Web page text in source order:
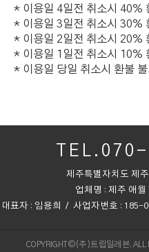
* 이용일 4일전 취소시 40%
* 이용일 3일전 취소시 30%
* 이용일 2일전 취소시 20%
* 이용일 1일전 취소시 10%
* 이용일 당일 취소시 환불
제주특별자치도 제
업체명 : 제주 애
대표자 : 임용희
사업자번호 : 185-
COPYRIGHT©(주)트립일레븐. ALL